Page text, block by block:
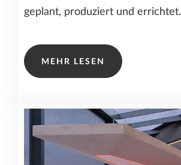
geplant, produziert und errichtet.
MEHR LESEN